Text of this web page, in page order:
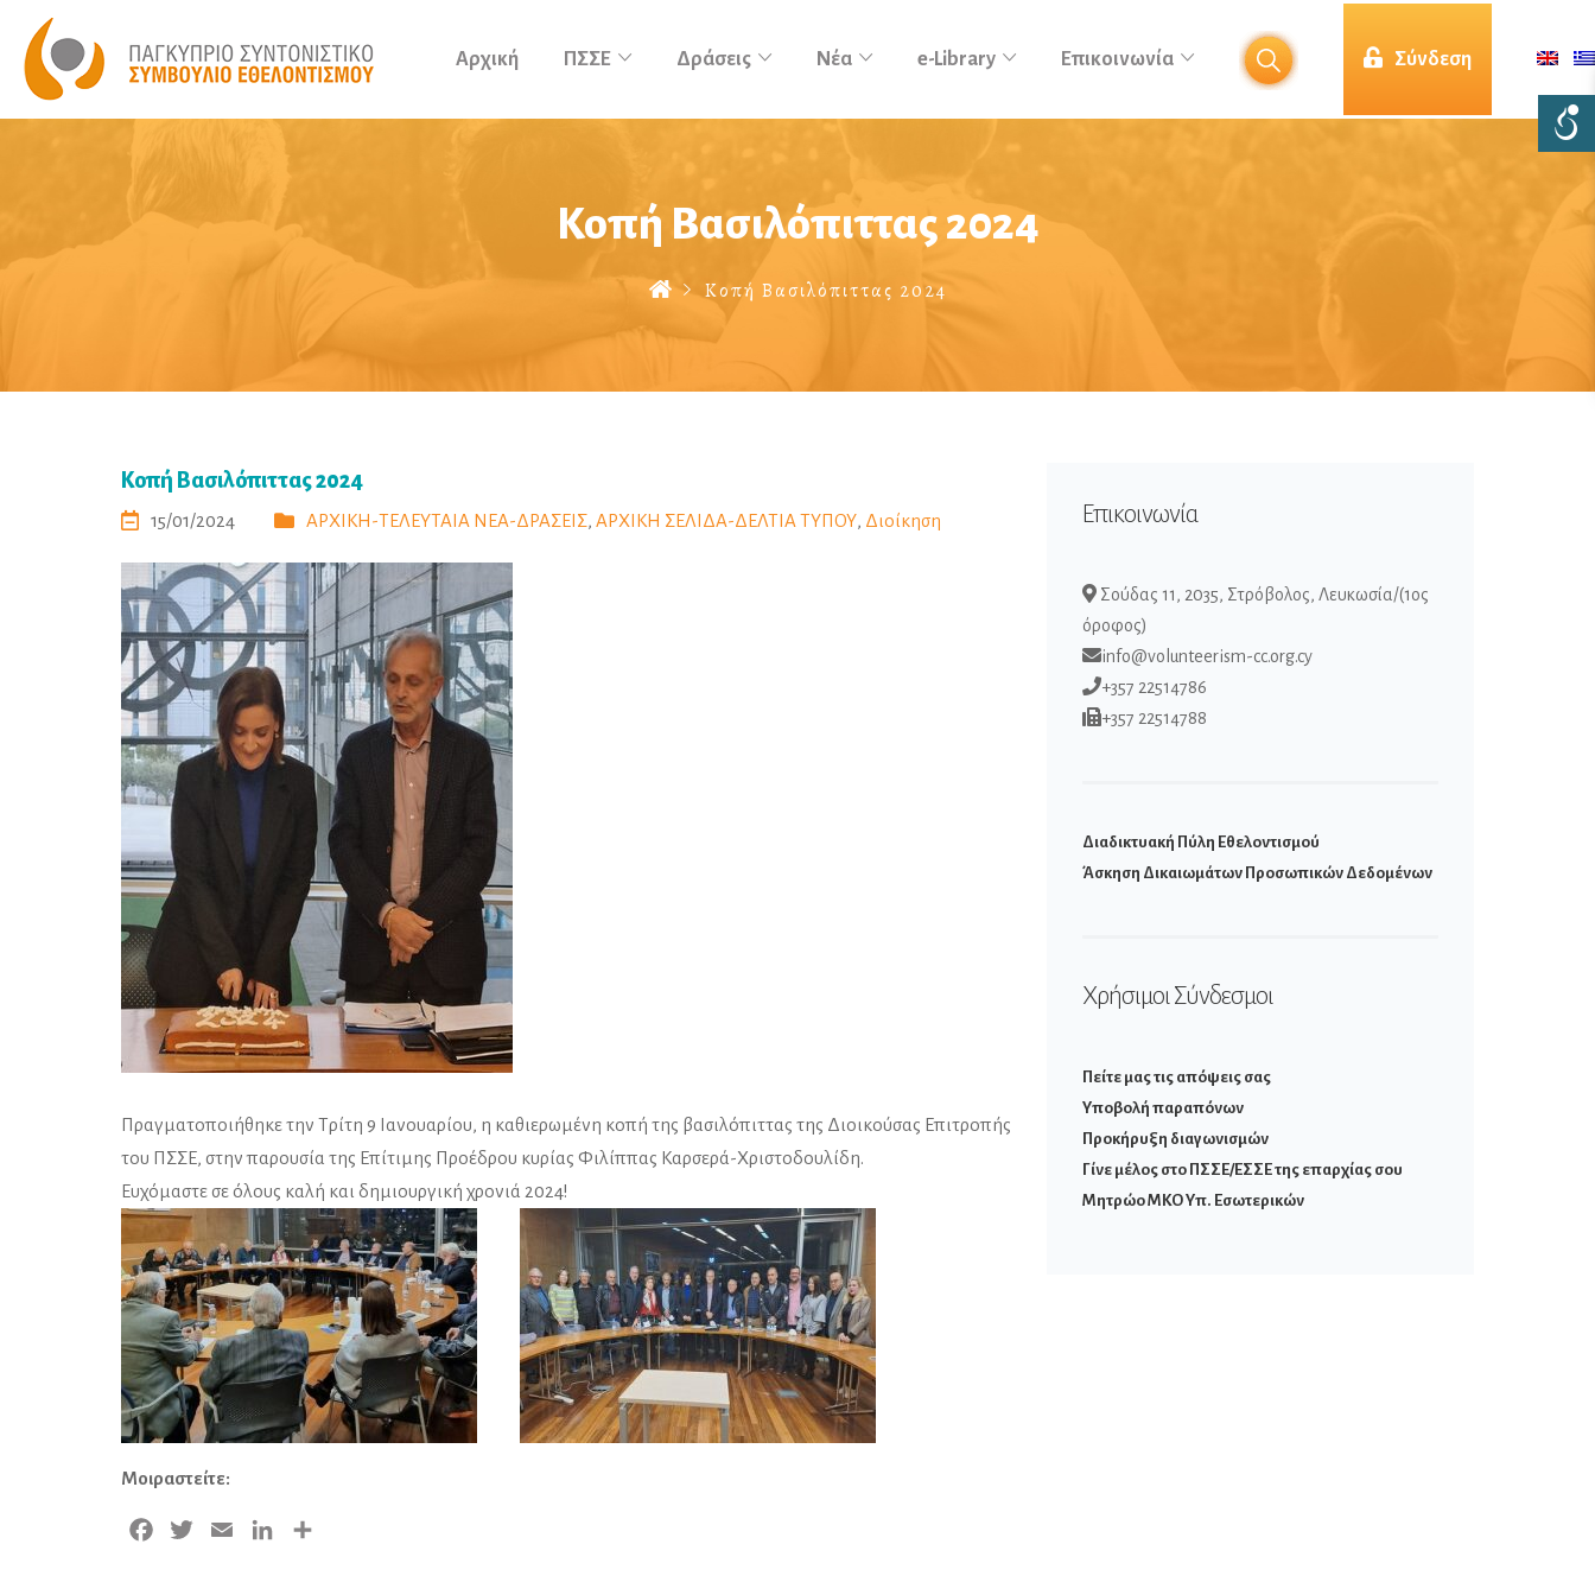
Αρχική ΠΣΣΕ Δράσεις Νέα e-Library Επικοινωνία Σύνδεση
Κοπή Βασιλόπιττας 2024
Κοπή Βασιλόπιττας 2024
Κοπή Βασιλόπιττας 2024
15/01/2024 ΑΡΧΙΚΗ-ΤΕΛΕΥΤΑΙΑ ΝΕΑ-ΔΡΑΣΕΙΣ, ΑΡΧΙΚΗ ΣΕΛΙΔΑ-ΔΕΛΤΙΑ ΤΥΠΟΥ, Διοίκηση
Πραγματοποιήθηκε την Τρίτη 9 Ιανουαρίου, η καθιερωμένη κοπή της βασιλόπιττας της Διοικούσας Επιτροπής
του ΠΣΣΕ, στην παρουσία της Επίτιμης Προέδρου κυρίας Φιλίππας Καρσερά-Χριστοδουλίδη.
Ευχόμαστε σε όλους καλή και δημιουργική χρονιά 2024!
Μοιραστείτε:
Facebook
Twitter Email LinkedIn
Επικοινωνία
Σούδας 11, 2035, Στρόβολος, Λευκωσία/(1ος
όροφος)
info@volunteerism-cc.org.cy
+357 22514786
+357 22514788
Διαδικτυακή Πύλη Εθελοντισμού
Άσκηση Δικαιωμάτων Προσωπικών Δεδομένων
Χρήσιμοι Σύνδεσμοι
Πείτε μας τις απόψεις σας
Υποβολή παραπόνων
Προκήρυξη διαγωνισμών
Γίνε μέλος στο ΠΣΣΕ/ΕΣΣΕ της επαρχίας σου
Μητρώο ΜΚΟ Υπ. Εσωτερικών